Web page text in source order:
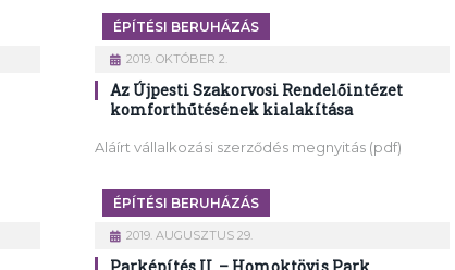
ÉPÍTÉSI BERUHÁZÁS
2019. OKTÓBER 2.
Az Újpesti Szakorvosi Rendelőintézet
komforthűtésének kialakítása
Aláírt vállalkozási szerződés megnyitás (pdf)
ÉPÍTÉSI BERUHÁZÁS
2019. AUGUSZTUS 29.